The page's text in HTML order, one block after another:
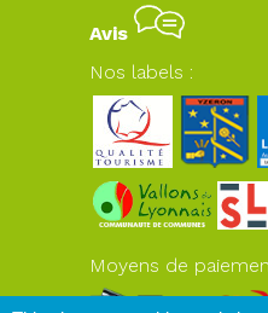
Avis
Nos labels :
Moyens de